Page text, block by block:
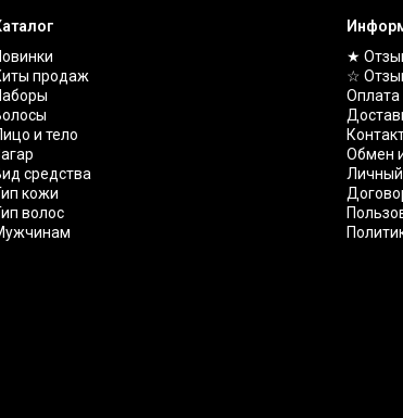
продаж
и тело
средства
кожи
волос
★
☆
Оплата
Обмен